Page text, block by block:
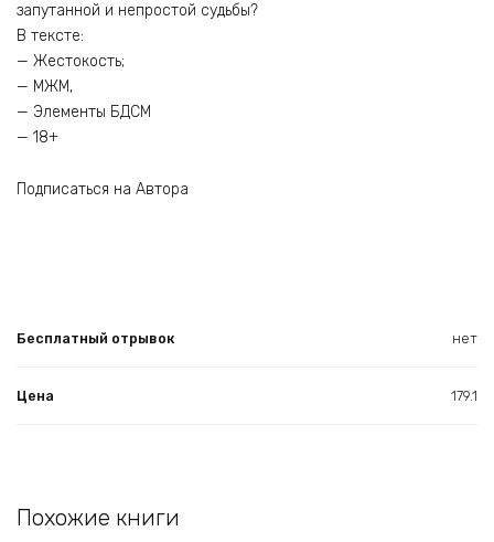
запутанной и непростой судьбы?
В тексте:
— Жестокость;
— МЖМ,
— Элементы БДСМ
— 18+
Подписаться на Автора
Бесплатный отрывок нет
Цена 179.1
Похожие книги